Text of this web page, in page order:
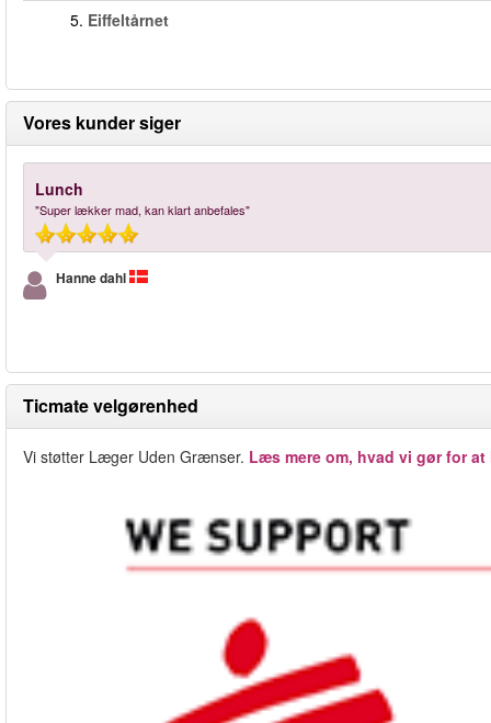
5. Eiffeltårnet
Vores kunder siger
Lunch
"Super lækker mad, kan klart anbefales"
Hanne dahl
Ticmate velgørenhed
Vi støtter Læger Uden Grænser. Læs mere om, hvad vi gør for